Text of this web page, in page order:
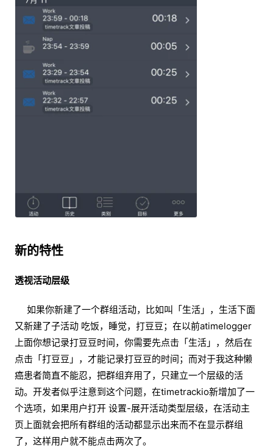
新的特性
透视活动层级
如果你新建了一个群组活动，比如叫「生活」，生活下面
又新建了子活动 吃饭，睡觉，打豆豆；在以前atimelogger
上面你想记录打豆豆时间，你需要先点击「生活」，然后在
点击「打豆豆」，才能记录打豆豆的时间；而对于我这种懒
癌患者简直不能忍，把群组弃用了，只建立一个层级的活
动。开发者似乎注意到这个问题，在timetrackio新增加了一
个选项，如果用户打开 设置-展开活动类型层级，在活动主
页上面就会把所有群组的活动都显示出来而不在显示群组
了，这样用户就不能点击两次了。